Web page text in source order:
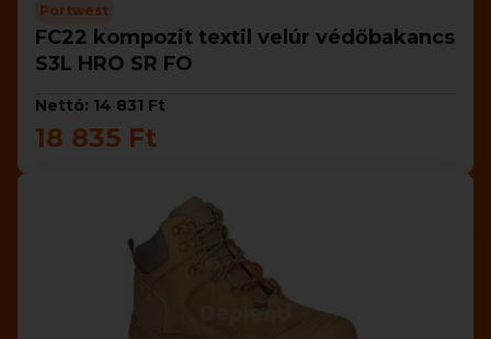
Portwest
FC22 kompozit textil velúr védőbakancs
S3L HRO SR FO
Nettó: 14 831 Ft
18 835 Ft